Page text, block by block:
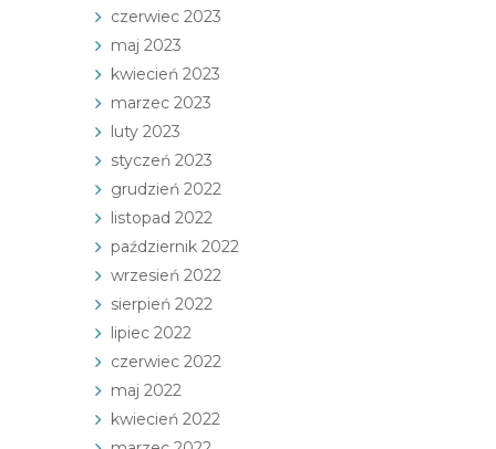
czerwiec 2023
maj 2023
kwiecień 2023
marzec 2023
luty 2023
styczeń 2023
grudzień 2022
listopad 2022
październik 2022
wrzesień 2022
sierpień 2022
lipiec 2022
czerwiec 2022
maj 2022
kwiecień 2022